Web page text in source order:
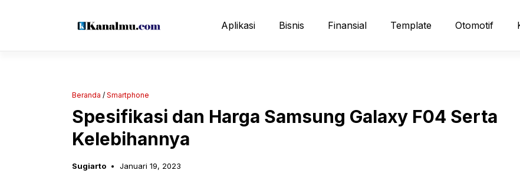
Aplikasi Bisnis Finansial Template Otomotif
Beranda / Smartphone
Spesifikasi dan Harga Samsung Galaxy F04 Serta
Kelebihannya
Sugiarto Januari 19, 2023